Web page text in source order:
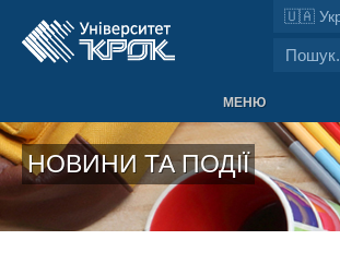
МЕНЮ
НОВИНИ ТА ПОДІЇ